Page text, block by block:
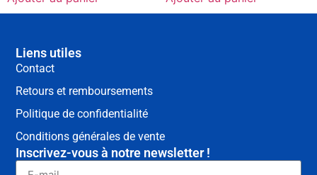
Liens utiles
Contact
Retours et remboursements
Politique de confidentialité
Conditions générales de vente
Inscrivez-vous à notre newsletter !